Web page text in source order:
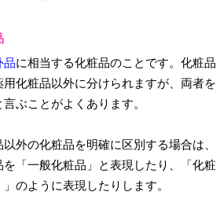
品に相当する化粧品のことです。化粧品
用化粧品以外に分けられますが、両者を
ぶことがよくあります。
外の化粧品を明確に区別する場合は、
「一般化粧品」と表現したり、「化粧
のように表現したりします。